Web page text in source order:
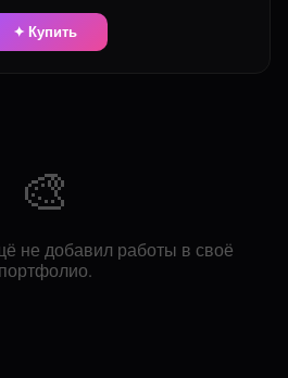
✦ Купить
🎨
не добавил работы в своё
портфолио.